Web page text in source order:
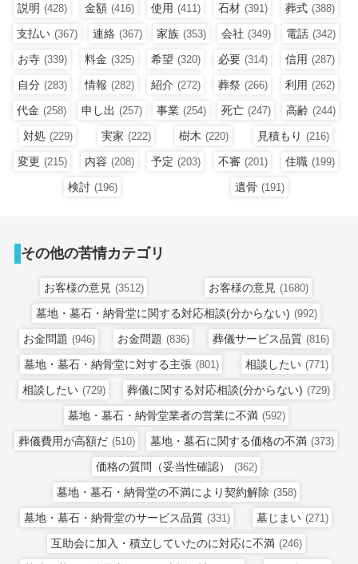
説明 (428) 金額 (416) 使用 (411) 石材 (391) 葬式 (388)
支払い (367) 連絡 (367) 家族 (353) 会社 (349) 電話 (342)
お寺 (339) 料金 (325) 希望 (320) 必要 (314) 信用 (287)
自分 (283) 情報 (282) 紹介 (272) 葬祭 (266) 利用 (262)
代金 (258) 申し出 (257) 事業 (254) 死亡 (247) 高齢 (244)
対処 (229) 実家 (222) 樹木 (220) 見積もり (216)
変更 (215) 内容 (208) 予定 (203) 不審 (201) 住職 (199)
検討 (196) 遺骨 (191)
その他の苦情カテゴリ
お客様の意見 (3512) お客様の意見 (1680)
墓地・墓石・納骨堂に関する対応相談(分からない) (992)
お金問題 (946) お金問題 (836) 葬儀サービス品質 (816)
墓地・墓石・納骨堂に対する主張 (801) 相談したい (771)
相談したい (729) 葬儀に関する対応相談(分からない) (729)
墓地・墓石・納骨堂業者の営業に不満 (592)
葬儀費用が高額だ (510) 墓地・墓石に関する価格の不満 (373)
価格の質問（妥当性確認） (362)
墓地・墓石・納骨堂の不満により契約解除 (358)
墓地・墓石・納骨堂のサービス品質 (331) 墓じまい (271)
互助会に加入・積立していたのに対応に不満 (246)